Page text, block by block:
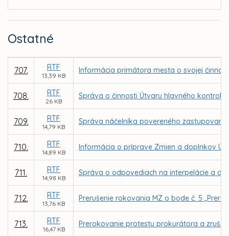
Ostatné
707. RTF
13,39 KB
Informácia primátora mesta o svojej
708. RTF
26 KB
Správa o činnosti Útvaru hlavného
709. RTF
14,79 KB
Správa náčelníka povereného
710. RTF
14,89 KB
Informácia o príprave Zmien a doplnkov
711. RTF
14,98 KB
Správa o odpovediach na interpelácie a
712. RTF
13,76 KB
Prerušenie rokovania MZ o bode č. 5
713. RTF
16,47 KB
Prerokovanie protestu prokurátora a